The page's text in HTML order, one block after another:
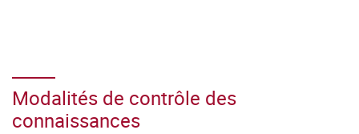
Modalités de contrôle des
connaissances